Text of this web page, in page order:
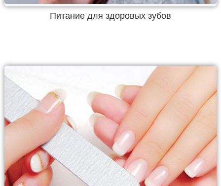
Питание для здоровых зубов